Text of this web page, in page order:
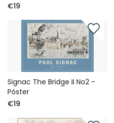
€19
Signac The Bridge II No2 -
Póster
€19